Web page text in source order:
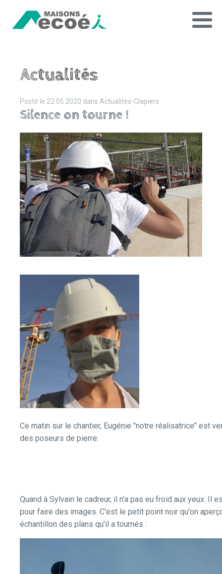
Actualités
Posté le 22 05 2020 dans Actualites-Clapiers
Silence on tourne !
Ce matin sur le chantier, Eugénie "notre réalisatrice" est
des poseurs de pierre.
Quand à Sylvain le cadreur, il n'a pas eu froid aux yeux. Il
pour faire des images. C'est le petit point noir qu'on
échantillon des plans qu'il a tournés :